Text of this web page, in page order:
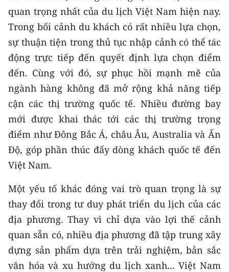
Chuyên trang Hà Nội
Chuyên trang TP. Hồ Chí Minh
CHUYÊN ĐỀ
CÁC CHUYÊN TRANG
VỀ BÁO NHÂN DÂN
THỜI NAY
NHÂN DÂN CUỐI TUẦN
NHÂN DÂN HẰNG THÁNG
MUA BÁO
ĐỌC BÁO IN
quan trọng nhất của du lịch Việt Nam hiện nay.
Trong bối cảnh du khách có rất nhiều lựa chọn,
sự thuận tiện trong thủ tục nhập cảnh có thể tác
động trực tiếp đến quyết định lựa chọn điểm
đến. Cùng với đó, sự phục hồi mạnh mẽ của
ngành hàng không đã mở rộng khả năng tiếp
cận các thị trường quốc tế. Nhiều đường bay
mới được khai thác tới các thị trường trọng
điểm như Đông Bắc Á, châu Âu, Australia và Ấn
Độ, góp phần thúc đẩy dòng khách quốc tế đến
Việt Nam.
Một yếu tố khác đóng vai trò quan trọng là sự
thay đổi trong tư duy phát triển du lịch của các
địa phương. Thay vì chỉ dựa vào lợi thế cảnh
quan sẵn có, nhiều địa phương đã tập trung xây
dựng sản phẩm dựa trên trải nghiệm, bản sắc
văn hóa và xu hướng du lịch xanh... Việt Nam